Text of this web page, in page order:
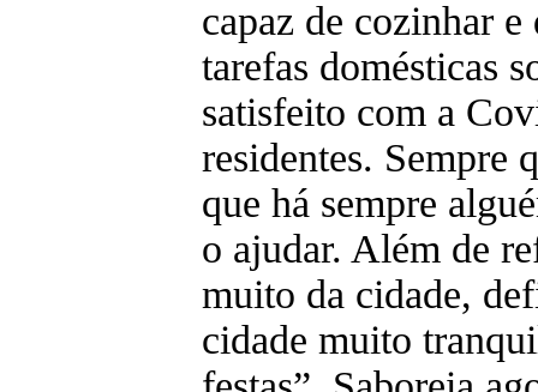
capaz de cozinhar
tarefas domésticas
satisfeito com a
residentes. Sempre
que há sempre
o ajudar. Além de
muito da cidade,
cidade muito